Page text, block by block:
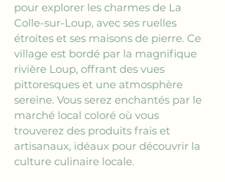
pour explorer les charmes de La
Colle-sur-Loup, avec ses ruelles
étroites et ses maisons de pierre. Ce
village est bordé par la magnifique
rivière Loup, offrant des vues
pittoresques et une atmosphère
sereine. Vous serez enchantés par le
marché local coloré où vous
trouverez des produits frais et
artisanaux, idéaux pour découvrir la
culture culinaire locale.